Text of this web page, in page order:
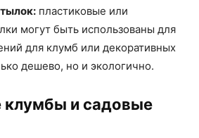
пластиковые или
могут быть использованы для
для клумб или декоративных
дешево, но и экологично.
клумбы и садовые